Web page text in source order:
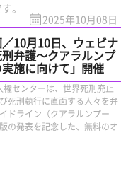
。
2025年10月08日
10月10日、ウェビナ
弁護～クアラルンプ
施に向けて」開催
センターは、世界死刑廃止
死刑執行に直面する人々を弁
ドライン（クアラルンプー
の発表を記念した、無料のオ